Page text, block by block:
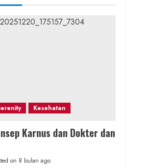
Kesehatan
Karnus dan Dokter dan
on 8 bulan ago